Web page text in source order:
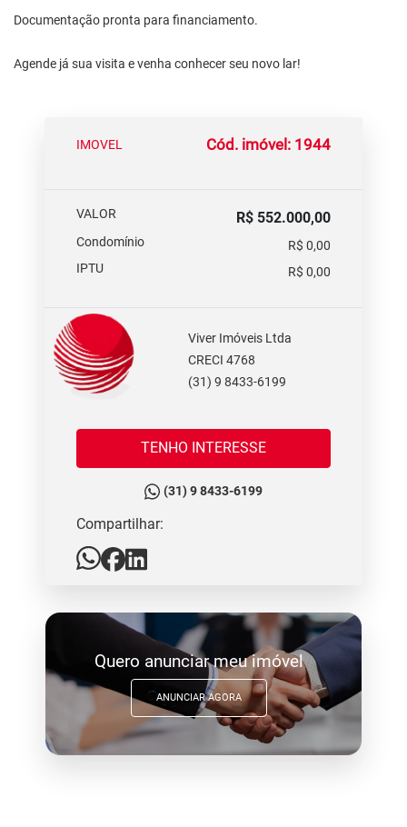
Documentação pronta para financiamento.
Agende já sua visita e venha conhecer seu novo lar!
IMOVEL Cód. imóvel: 1944
VALOR R$ 552.000,00
Condomínio
R$ 0,00
IPTU
R$ 0,00
Viver Imóveis Ltda
CRECI 4768
(31) 9 8433-6199
TENHO INTERESSE
(31) 9 8433-6199
Compartilhar:
Quero anunciar meu imóvel
ANUNCIAR AGORA